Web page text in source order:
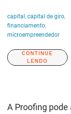
capital , capital de giro,
financiamento,
microempreendedor
CONTINUE
LENDO
A Proofing pode